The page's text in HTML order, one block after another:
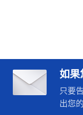
如果
只要
出您